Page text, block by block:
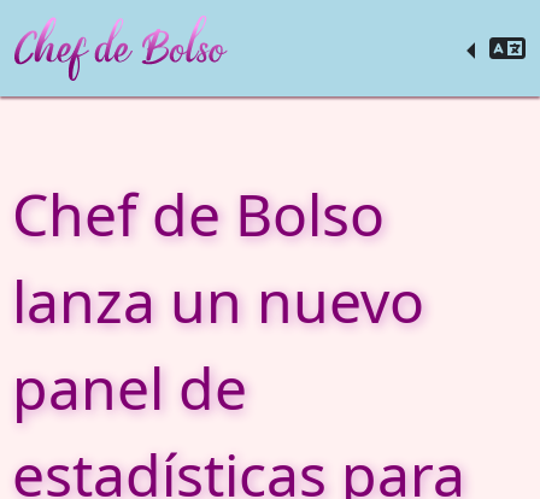
Chef de Bolso
lanza un nuevo
panel de
estadísticas para